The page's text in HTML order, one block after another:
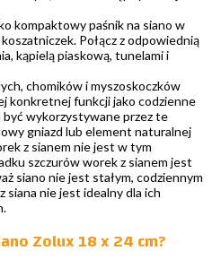
kompaktowy paśnik na siano w
Połącz z odpowiednią
kąpielą piaskową, tunelami i
chomików i myszoskoczków
konkretnej funkcji jako codzienne
być wykorzystywane przez te
gniazd lub element naturalnej
z sianem nie jest w tym
szczurów worek z sianem jest
siano nie jest stałym, codziennym
siana nie jest idealny dla ich
Zolux 18 x 24 cm?